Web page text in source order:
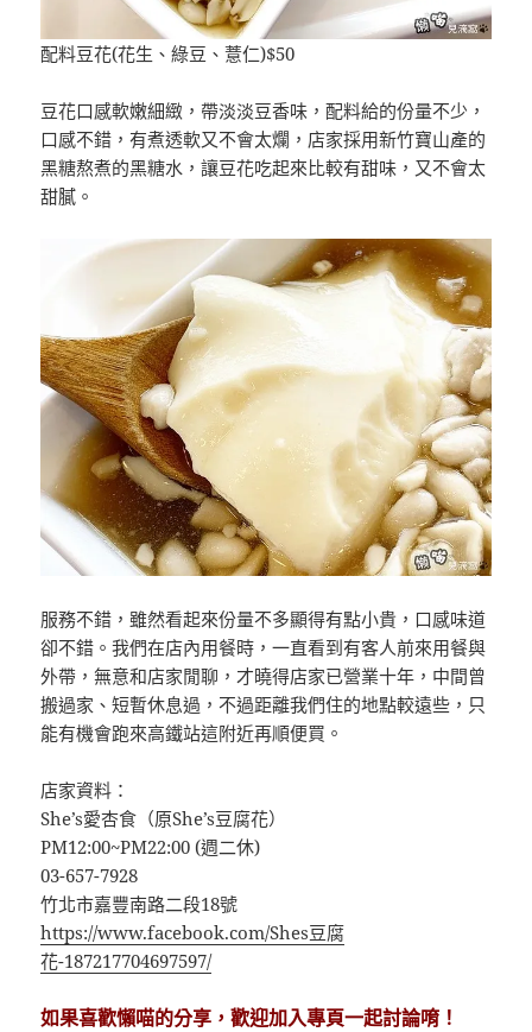
配料豆花(花生、綠豆、薏仁)$50
豆花口感軟嫩細緻，帶淡淡豆香味，配料給的份量不少，
口感不錯，有煮透軟又不會太爛，店家採用新竹寶山產的
黑糖熬煮的黑糖水，讓豆花吃起來比較有甜味，又不會太
甜膩。
服務不錯，雖然看起來份量不多顯得有點小貴，口感味道
卻不錯。我們在店內用餐時，一直看到有客人前來用餐與
外帶，無意和店家閒聊，才曉得店家已營業十年，中間曾
搬過家、短暫休息過，不過距離我們住的地點較遠些，只
能有機會跑來高鐵站這附近再順便買。
店家資料：
She’s愛杏食（原She’s豆腐花）
PM12:00~PM22:00 (週二休)
03-657-7928
竹北市嘉豐南路二段18號
https://www.facebook.com/Shes豆腐
花-187217704697597/
如果喜歡懶喵的分享，歡迎加入專頁一起討論唷！